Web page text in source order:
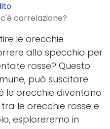
correlazione?
le orecchie
allo specchio per
rosse? Questo
può suscitare
le orecchie diventano
le orecchie rosse e
esploreremo in